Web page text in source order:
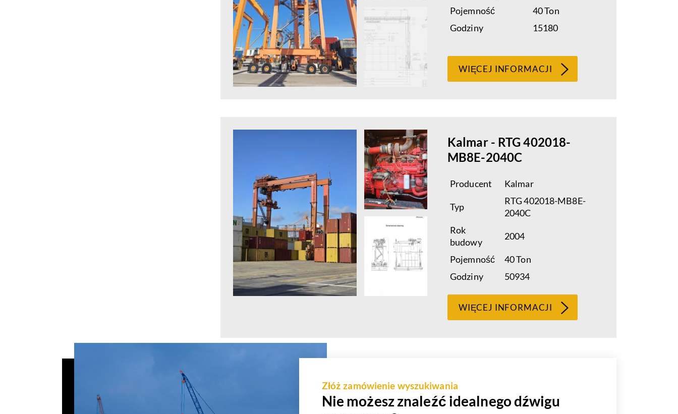
Pojemność
40 Ton
Godziny
15180
WIĘCEJ INFORMACJI
Kalmar - RTG 402018-
MB8E-2040C
Producent Kalmar
Typ
RTG 402018-MB8E-
2040C
Rok
budowy
2004
Pojemność
40 Ton
Godziny
50934
WIĘCEJ INFORMACJI
Złóż zamówienie wyszukiwania
Nie możesz znaleźć idealnego dźwigu